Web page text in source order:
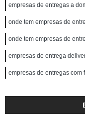
empresas de entregas a
onde tem empresas de
onde tem empresas de
empresas de entrega
empresas de entregas com